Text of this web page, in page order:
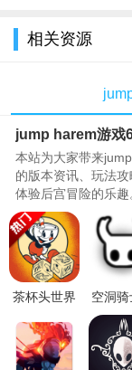
基础营地：从
塔、电网等功能性
资源生产：野外
装备、道具、耗材
冷兵器+热武器
箭、枪械)，长矛攻
解锁，需收集子弹
怪物种类：普通
民部落NPC，高阶
纸。
多人交互：支持
相关资源
jump harem游戏
本站为大家带来
的版本资讯、玩法
体验后宫冒险的乐
手游与实用软件：
茶杯头世界
版手游v1.5
安卓版
空洞
载手机
文破